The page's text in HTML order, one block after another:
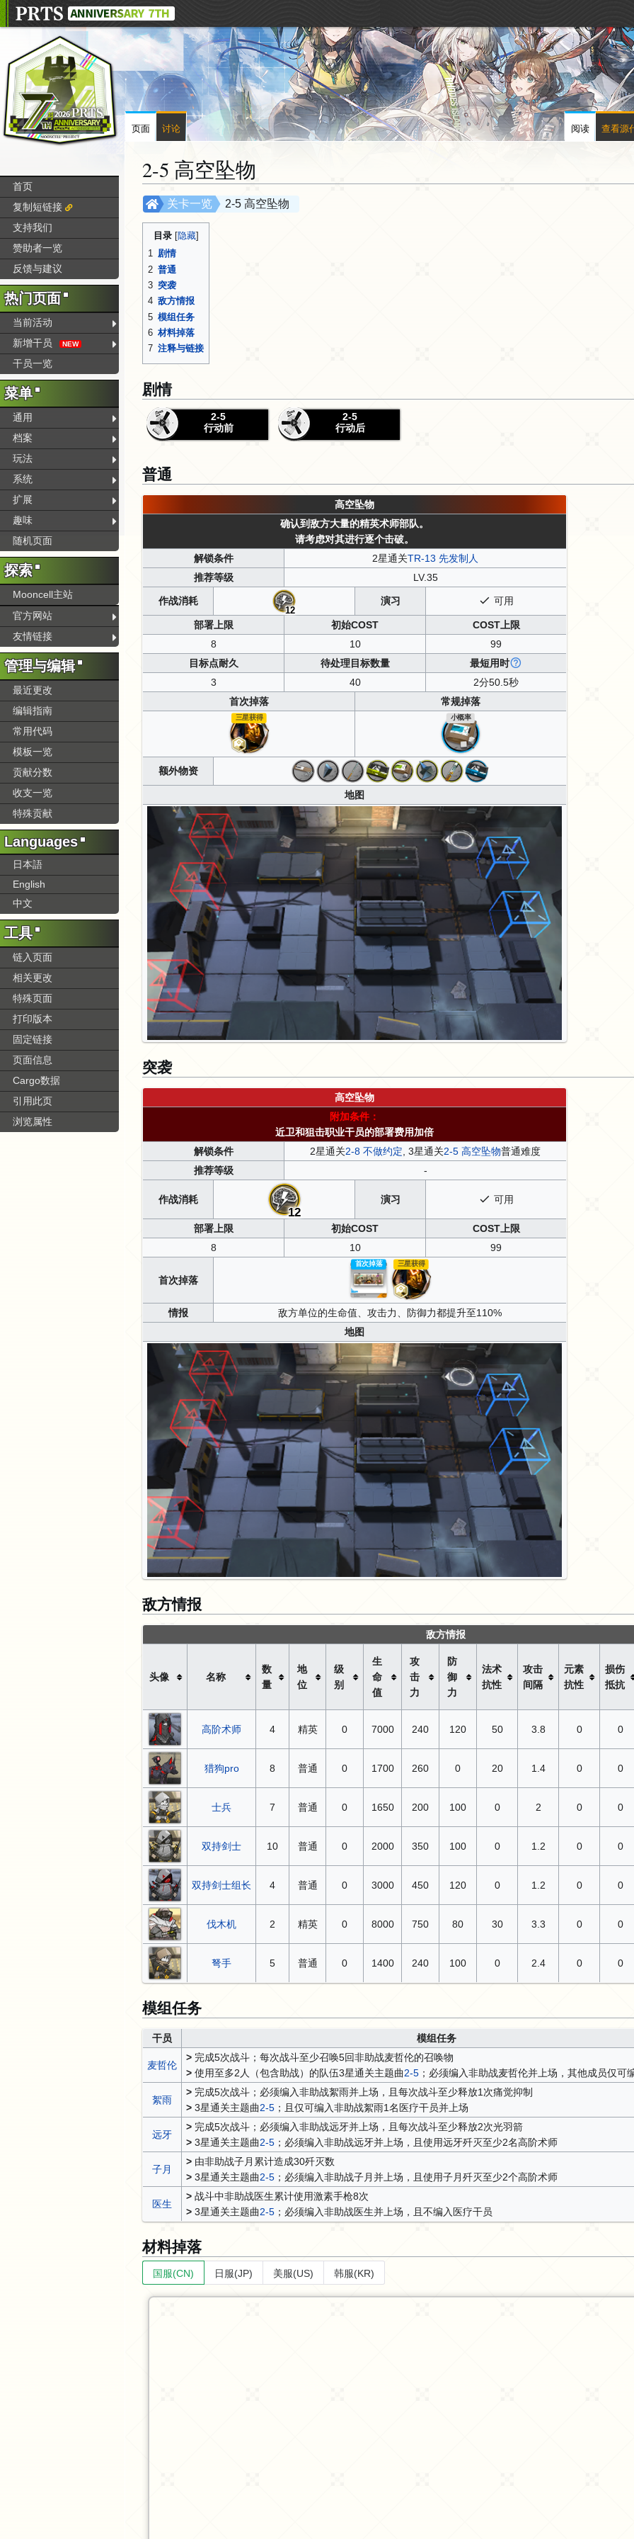
2-5 高空坠物
跳
导
航
跳
搜
索
2-5 高空坠物
关卡一览
目录
1 剧情
2 普通
3 突袭
4 敌方情报
5 模组任务
6 材料掉落
7 注释与链接
剧情
2-5
行动前
2-5
行动后
普通
高空坠物
确认到敌方大量的精英术师部队。
请考虑对其进行逐个击破。
解锁条件
2星通关TR-13 先发制人
推荐等级
LV.35
作战消耗
12
演习 可用
部署上限 初始COST
COST上限
8
10
99
目标点耐久
待处理目标数量
最短用时
3
40
2分50.5秒
首次掉落
常规掉落
三星获得 小概率
额外物资
地图
突袭
高空坠物
附加条件：
近卫和狙击职业干员的部署费用加倍
解锁条件
2星通关2-8 不做约定 , 3星通关2-5 高空坠物普通难度
推荐等级
-
作战消耗
12
演习 可用
部署上限 初始COST
COST上限
8
10 99
首次掉落
首次掉落 三星获得
情报
敌方单位的生命值、攻击力、防御力都提升至110%
地图
敌方情报
敌方情报
头像 名称
数
量
地
位
级
别
生
命
值
攻
击
力
防
御
力
法术
抗性
攻击
间隔
元素
抗性
损伤
抵抗
高阶术师 4 精英 0 7000 240 120 50 3.8 0 0
猎狗pro 8 普通 0 1700 260 0 20 1.4 0 0
士兵 7 普通 0 1650 200 100 0 2 0 0
双持剑士 10 普通 0 2000 350 100 0 1.2 0 0
双持剑士组长 4 普通 0 3000 450 120 0 1.2 0 0
伐木机 2 精英 0 8000 750 80 30 3.3 0 0
弩手 5 普通 0 1400 240 100 0 2.4 0 0
模组任务
干员 模组任务
麦哲伦
> 完成5次战斗；每次战斗至少召唤5回非助战麦哲伦的召唤物
> 使用至多2人（包含助战）的队伍3星通关主题曲2-5；必须编入非助战麦哲伦并上场，其他成员仅可
絮雨
> 完成5次战斗；必须编入非助战絮雨并上场，且每次战斗至少释放1次痛觉抑制
> 3星通关主题曲2-5；且仅可编入非助战絮雨1名医疗干员并上场
远牙
> 完成5次战斗；必须编入非助战远牙并上场，且每次战斗至少释放2次光羽箭
> 3星通关主题曲2-5；必须编入非助战远牙并上场，且使用远牙歼灭至少2名高阶术师
子月
> 由非助战子月累计造成30歼灭数
> 3星通关主题曲2-5；必须编入非助战子月并上场，且使用子月歼灭至少2个高阶术师
医生
> 战斗中非助战医生累计使用激素手枪8次
> 3星通关主题曲2-5；必须编入非助战医生并上场，且不编入医疗干员
材料掉落
国服(CN) 日服(JP) 美服(US) 韩服(KR)
页面 讨论 阅读 查看源
首页
复制短链接
支持我们
赞助者一览
反馈与建议
热门页面
当前活动
新增干员
NEW
干员一览
菜单
通用
档案
玩法
系统
扩展
趣味
随机页面
探索
Mooncell主站
官方网站
友情链接
管理与编辑
最近更改
编辑指南
常用代码
模板一览
贡献分数
收支一览
特殊贡献
Languages
日本語
English
中文
工具
链入页面
相关更改
特殊页面
打印版本
固定链接
页面信息
Cargo数据
引用此页
浏览属性